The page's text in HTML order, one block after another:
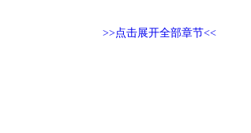
>>点击展开全部章节<<